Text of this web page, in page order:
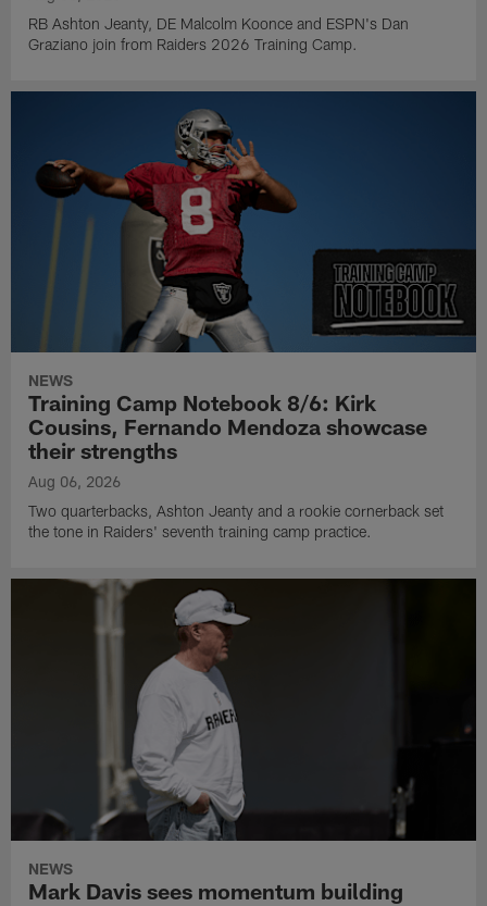
RB Ashton Jeanty, DE Malcolm Koonce and ESPN's Dan
Graziano join from Raiders 2026 Training Camp.
NEWS
Training Camp Notebook 8/6: Kirk
Cousins, Fernando Mendoza showcase
their strengths
Aug 06, 2026
Two quarterbacks, Ashton Jeanty and a rookie cornerback set
the tone in Raiders' seventh training camp practice.
NEWS
Mark Davis sees momentum building